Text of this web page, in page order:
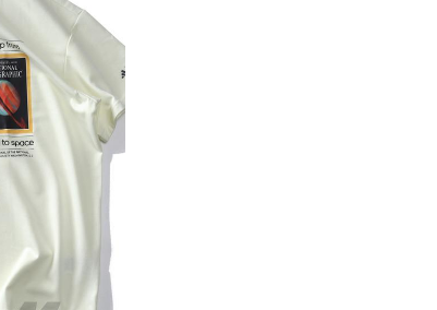
い様最大限に努めておりますが、もしあった場合速やかにご連絡させて頂き